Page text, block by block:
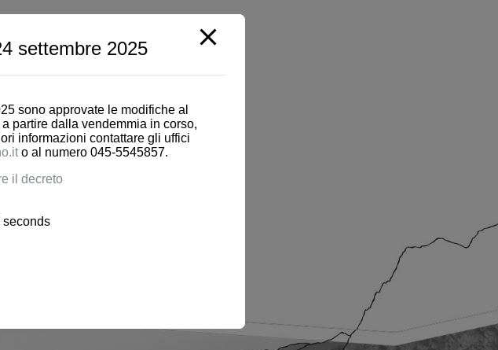
settembre 2025
sono approvate le modifiche al
partire dalla vendemmia in corso,
informazioni contattare gli uffici
o al numero 045-5545857.
il decreto
seconds